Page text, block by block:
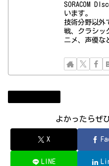
SORACOM
います。
技術分野以外
戦、クラシッ
ニメ、声優な
よかったらぜ
X
LINE